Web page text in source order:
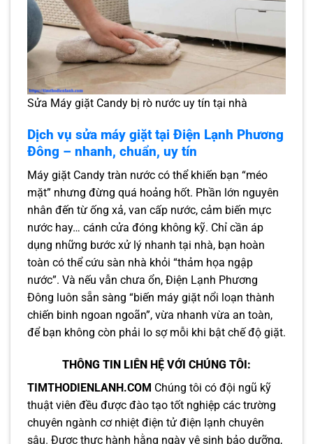
Sửa Máy giặt Candy bị rò nước uy tín tại nhà
Dịch vụ sửa máy giặt tại Điện Lạnh Phương
Đông – nhanh, chuẩn, uy tín
Máy giặt Candy tràn nước có thể khiến bạn “méo
mặt” nhưng đừng quá hoảng hốt. Phần lớn nguyên
nhân đến từ ống xả, van cấp nước, cảm biến mực
nước hay… cánh cửa đóng không kỹ. Chỉ cần áp
dụng những bước xử lý nhanh tại nhà, bạn hoàn
toàn có thể cứu sàn nhà khỏi “thảm họa ngập
nước”. Và nếu vẫn chưa ổn, Điện Lạnh Phương
Đông luôn sẵn sàng “biến máy giặt nổi loạn thành
chiến binh ngoan ngoãn”, vừa nhanh vừa an toàn,
để bạn không còn phải lo sợ mỗi khi bật chế độ giặt.
THÔNG TIN LIÊN HỆ VỚI CHÚNG TÔI:
TIMTHODIENLANH.COM Chúng tôi có đội ngũ kỹ
thuật viên đều được đào tạo tốt nghiệp các trường
chuyên ngành cơ nhiệt điện tử điện lạnh chuyên
sâu. Được thực hành hằng ngày vệ sinh bảo dưỡng,